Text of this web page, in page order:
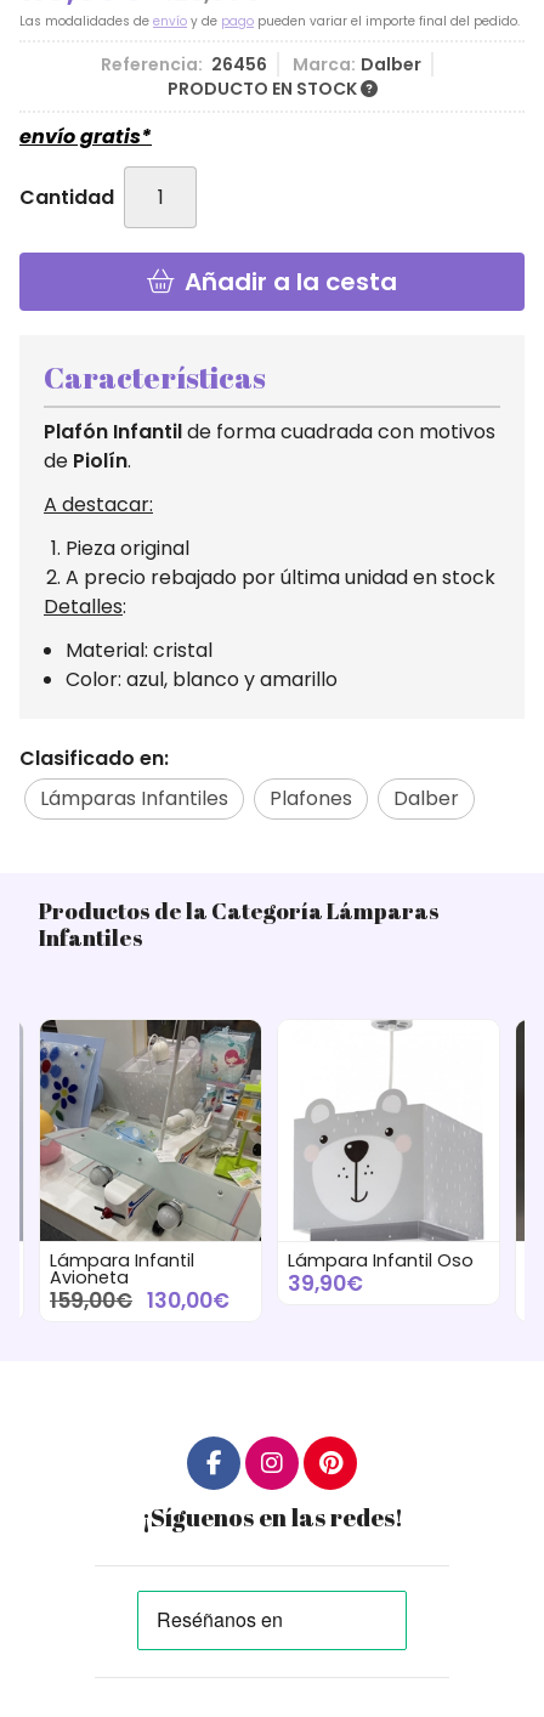
Las modalidades de envío y de pago pueden variar el importe final del pedido.
Referencia: 26456 Marca: Dalber
PRODUCTO EN STOCK
envío gratis*
Cantidad
Añadir a la cesta
Características
Plafón Infantilde forma cuadrada con motivos
de Piolín.
A destacar:
Pieza original
A precio rebajado por última unidad en stock
Detalles:
Material: cristal
Color: azul, blanco y amarillo
Clasificado en:
Lámparas Infantiles
Plafones Dalber
Productos de la Categoría Lámparas
Infantiles
Lámpara Infantil
Avioneta
159,00€ 130,00€
Lámpara Infantil Oso
39,90€
¡Síguenos en las redes!